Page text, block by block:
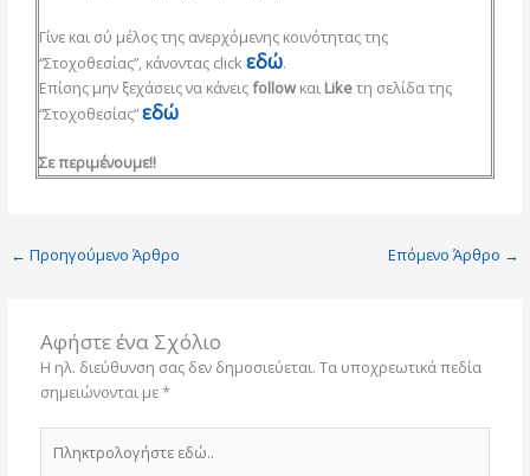
Γίνε και σύ μέλος της ανερχόμενης κοινότητας της
“Στοχοθεσίας”, κάνοντας click εδώ.
Επίσης μην ξεχάσεις να κάνειςfollowκαι Likeτη σελίδα της
“Στοχοθεσίας”εδώ
Σε περιμένουμε!!
← Προηγούμενο Άρθρο Επόμενο Άρθρο →
Αφήστε ένα Σχόλιο
Η ηλ. διεύθυνση σας δεν δημοσιεύεται. Τα υποχρεωτικά πεδία
σημειώνονται με*
εδώ..